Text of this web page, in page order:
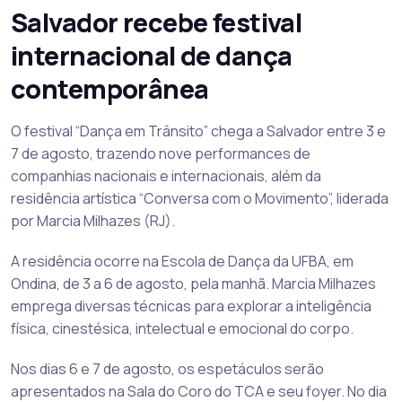
Salvador recebe festival
internacional de dança
contemporânea
O festival “Dança em Trânsito” chega a Salvador entre 3 e
7 de agosto, trazendo nove performances de
companhias nacionais e internacionais, além da
residência artística “Conversa com o Movimento”, liderada
por Marcia Milhazes (RJ).
A residência ocorre na Escola de Dança da UFBA, em
Ondina, de 3 a 6 de agosto, pela manhã. Marcia Milhazes
emprega diversas técnicas para explorar a inteligência
física, cinestésica, intelectual e emocional do corpo.
Nos dias 6 e 7 de agosto, os espetáculos serão
apresentados na Sala do Coro do TCA e seu foyer. No dia